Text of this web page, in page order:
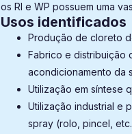
os RI e WP possuem uma
Usos identificados
Produção de cloreto
Fabrico e distribuição
acondicionamento da
Utilização em síntese
Utilização industrial e
spray (rolo, pincel,